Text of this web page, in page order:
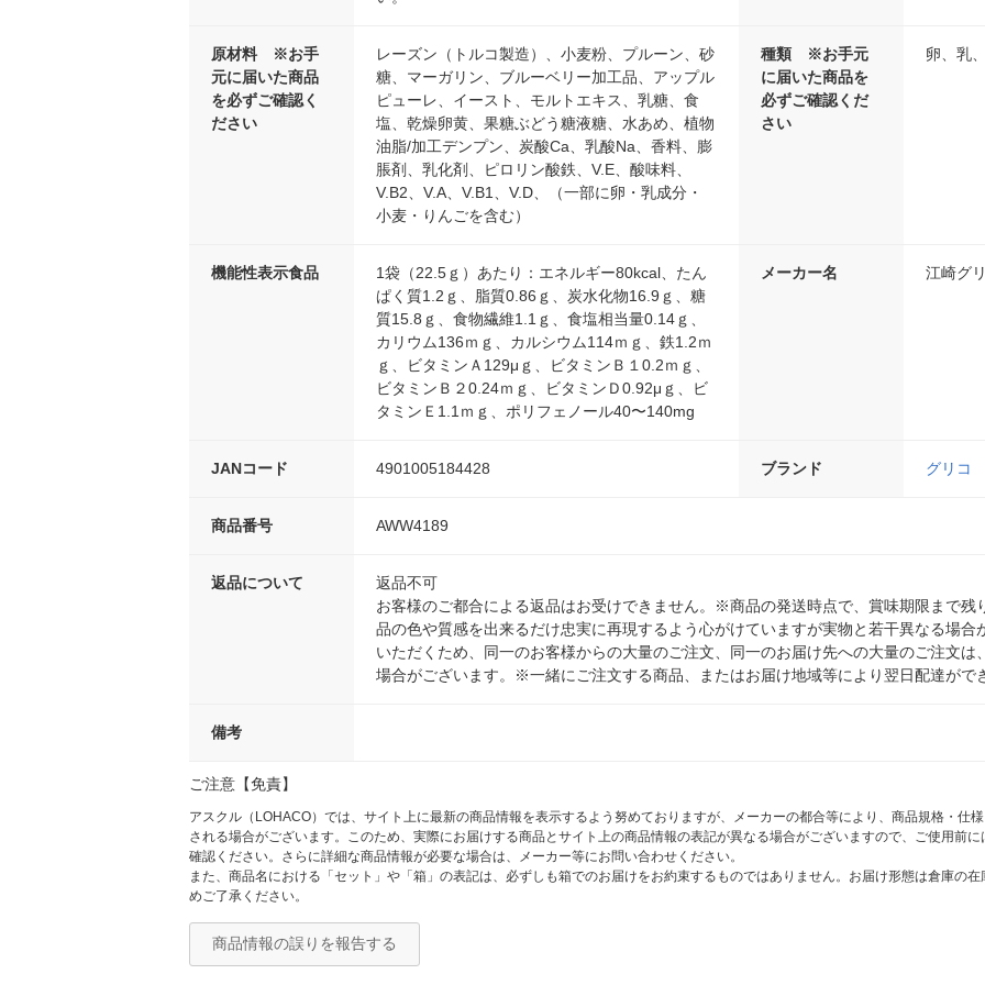
原材料 ※お手
元に届いた商品
を必ずご確認く
ださい
レーズン（トルコ製造）、小麦粉、プルーン、砂
糖、マーガリン、ブルーベリー加工品、アップル
ピューレ、イースト、モルトエキス、乳糖、食
塩、乾燥卵黄、果糖ぶどう糖液糖、水あめ、植物
油脂/加工デンプン、炭酸Ca、乳酸Na、香料、膨
脹剤、乳化剤、ピロリン酸鉄、V.E、酸味料、
V.B2、V.A、V.B1、V.D、（一部に卵・乳成分・
小麦・りんごを含む）
種類 ※お手元
に届いた商品を
必ずご確認くだ
さい
卵、乳
機能性表示食品
1袋（22.5ｇ）あたり：エネルギー80kcal、たん
ぱく質1.2ｇ、脂質0.86ｇ、炭水化物16.9ｇ、糖
質15.8ｇ、食物繊維1.1ｇ、食塩相当量0.14ｇ、
カリウム136ｍｇ、カルシウム114ｍｇ、鉄1.2ｍ
ｇ、ビタミンＡ129μｇ、ビタミンＢ１0.2ｍｇ、
ビタミンＢ２0.24ｍｇ、ビタミンＤ0.92μｇ、ビ
タミンＥ1.1ｍｇ、ポリフェノール40〜140mg
メーカー名 江崎グ
JANコード 4901005184428 ブランド グリコ
商品番号 AWW4189
返品について
返品不可
お客様のご都合による返品はお受けできません。※商品の発送時点で、賞味期限まで
品の色や質感を出来るだけ忠実に再現するよう心がけていますが実物と若干異なる場
いただくため、同一のお客様からの大量のご注文、同一のお届け先への大量のご注文は
場合がございます。※一緒にご注文する商品、またはお届け地域等により翌日配達がで
備考
ご注意【免責】
アスクル（LOHACO）では、サイト上に最新の商品情報を表示するよう努めておりますが、メーカーの都合等により、商品規格・仕
される場合がございます。このため、実際にお届けする商品とサイト上の商品情報の表記が異なる場合がございますので、ご使用前
確認ください。さらに詳細な商品情報が必要な場合は、メーカー等にお問い合わせください。
また、商品名における「セット」や「箱」の表記は、必ずしも箱でのお届けをお約束するものではありません。お届け形態は倉庫の
めご了承ください。
商品情報の誤りを報告する